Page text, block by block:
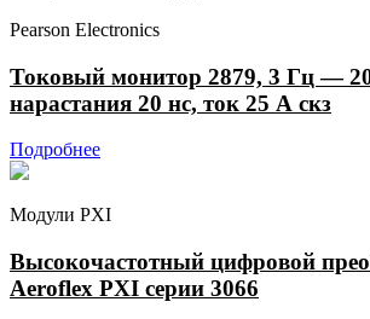
Pearson Electronics
Токовый монитор 2879, 3 Гц —
нарастания 20 нс, ток 25 А скз
Подробнее
Модули PXI
Высокочастотный цифровой
Aeroflex PXI серии 3066